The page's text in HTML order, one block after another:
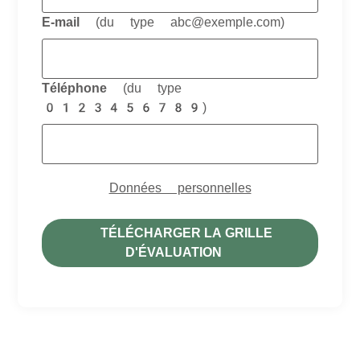
E-mail (du type abc@exemple.com)
Téléphone (du type
0123456789)
Données personnelles
TÉLÉCHARGER LA GRILLE
D'ÉVALUATION